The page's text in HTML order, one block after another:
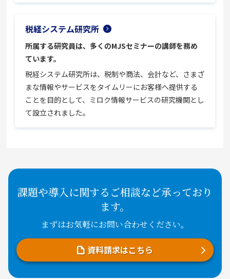
税経システム研究所
所属する研究員は、多くのMJSセミナーの講師を務め
ています。
税経システム研究所は、税制や商法、会計など、さまざ
まな情報やサービスをタイムリーにお客様へ提供する
ことを目的として、ミロク情報サービスの研究機関とし
て設立されました。
課題や導入に関するご相談など承っており
ます。
まずはお気軽にお問い合わせください。
資料請求はこちら